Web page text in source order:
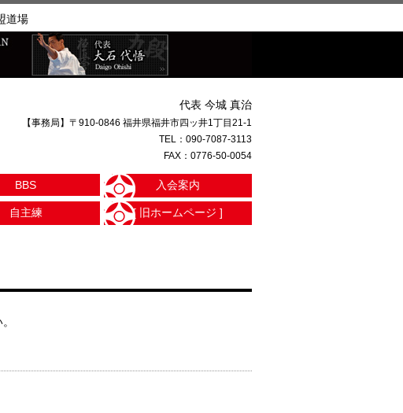
道場
代表 今城 真治
【事務局】〒910-0846 福井県福井市四ッ井1丁目21-1
TEL： 090-7087-3113
FAX：0776-50-0054
BBS 入会案内
自主練 [ 旧ホームページ ]